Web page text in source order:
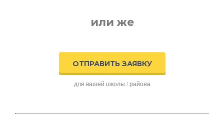
или же
ОТПРАВИТЬ ЗАЯВКУ
для вашей школы / района